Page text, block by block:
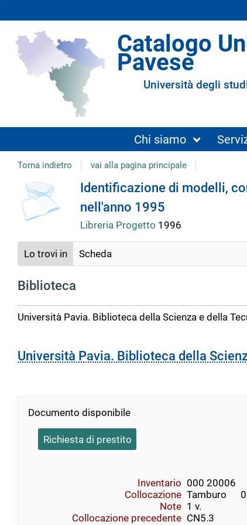
Catalogo
Pavese
Università degli
Chi siamo
Torna indietro vai alla pagina principale
Dettaglio
del
documento
copertina
Identificazione di modelli,
nell'anno 1995
Libreria Progetto 1996
Lo trovi in Scheda
Biblioteca
Università Pavia. Biblioteca della Scienza e della
Università Pavia. Biblioteca della
Documento disponibile
Richiesta di prestito
Inventario 000 20006
Collocazione Tamburo
Note 1 v.
Collocazione precedente CN5.3